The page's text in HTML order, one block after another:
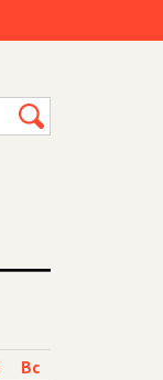
Вс